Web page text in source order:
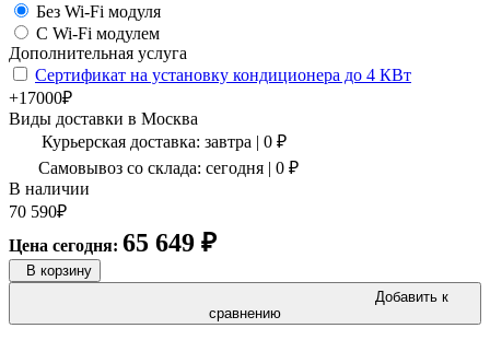
Без Wi-Fi модуля
С Wi-Fi модулем
Дополнительная услуга
Сертификат на установку кондиционера до 4 КВт
+17000₽
Виды доставки в Москва
Курьерская доставка: завтра | 0 ₽
Самовывоз со склада: сегодня | 0 ₽
В наличии
70 590₽
Цена сегодня: 65 649 ₽
В корзину
Добавить к
сравнению